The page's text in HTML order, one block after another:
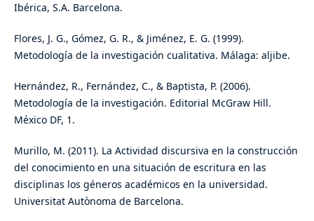
Ibérica, S.A. Barcelona.
Flores, J. G., Gómez, G. R., & Jiménez, E. G. (1999).
Metodología de la investigación cualitativa. Málaga: aljibe.
Hernández, R., Fernández, C., & Baptista, P. (2006).
Metodología de la investigación. Editorial McGraw Hill.
México DF, 1.
Murillo, M. (2011). La Actividad discursiva en la construcción
del conocimiento en una situación de escritura en las
disciplinas los géneros académicos en la universidad.
Universitat Autònoma de Barcelona.